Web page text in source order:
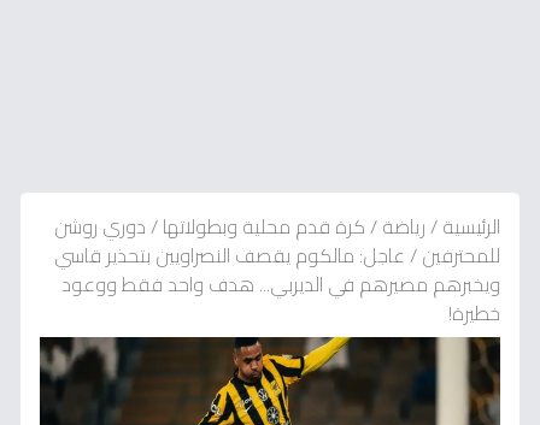
الرئيسية/رياضة/كرة قدم محلية وبطولاتها/دوري روشن
للمحترفين/عاجل: مالكوم يقصف النصراويين بتحذير قاسي
ويخبرهم مصيرهم في الديربي... هدف واحد فقط ووعود
خطيرة!